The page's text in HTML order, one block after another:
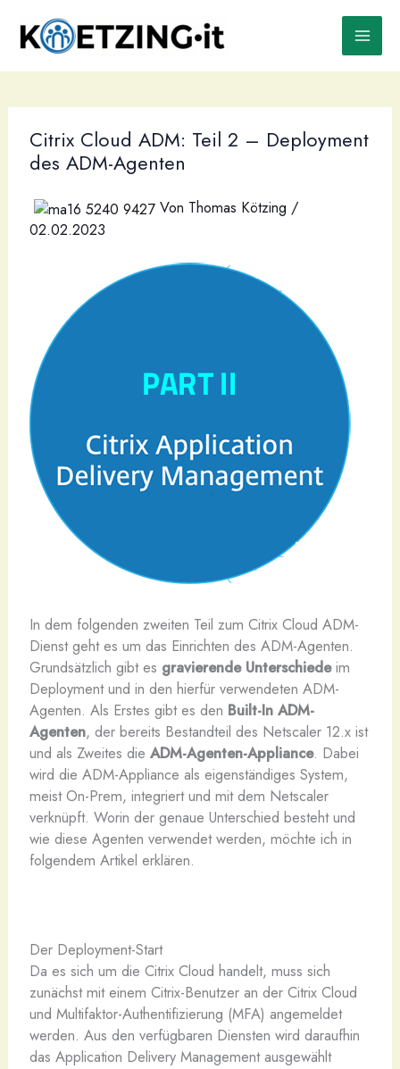
Inhalt
springen
Citrix Cloud ADM: Teil 2 – Deployment
des ADM-Agenten
Von Thomas Kötzing /
02.02.2023
In dem folgenden zweiten Teil zum Citrix Cloud ADM-
Dienst geht es um das Einrichten des ADM-Agenten.
Grundsätzlich gibt es gravierende Unterschiedeim
Deployment und in den hierfür verwendeten ADM-
Agenten. Als Erstes gibt es den Built-In ADM-
Agenten, der bereits Bestandteil des Netscaler 12.x ist
und als Zweites die ADM-Agenten-Appliance. Dabei
wird die ADM-Appliance als eigenständiges System,
meist On-Prem, integriert und mit dem Netscaler
verknüpft. Worin der genaue Unterschied besteht und
wie diese Agenten verwendet werden, möchte ich in
folgendem Artikel erklären.
Der Deployment-Start
Da es sich um die Citrix Cloud handelt, muss sich
zunächst mit einem Citrix-Benutzer an der Citrix Cloud
und Multifaktor-Authentifizierung (MFA) angemeldet
werden. Aus den verfügbaren Diensten wird daraufhin
das Application Delivery Management ausgewählt